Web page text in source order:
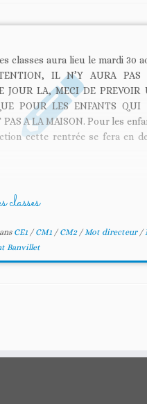
classes aura lieu le mardi 30
IL N’Y AURA PAS
JOUR LA, MECI DE PREVOIR
POUR LES ENFANTS QUI
PAS A LA MAISON. Pour les
cette rentrée se fera en
CE1 / CM1 / CM2 /Mot directeur /
Banvillet